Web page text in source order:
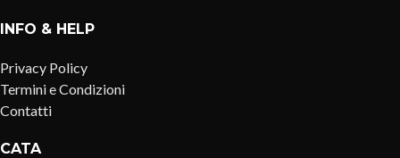
INFO & HELP
Privacy Policy
Termini e Condizioni
Contatti
CATA